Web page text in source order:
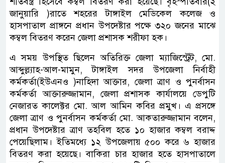
জানুয়ারি )রাতে শহরের টাঙ্গাইল মেডিকেল কলেজ ও
হাসপাতাল প্রাঙ্গনে প্রধান উপদেষ্টার পক্ষে ৩২০ জনের মাঝে
কম্বল বিতরণ করেন জেলা প্রশাসক শরীফা হক।
এ সময় উপস্থিত ছিলেন অতিরিক্ত জেলা ম্যাজিস্ট্রেট, মো.
আব্দুল্ল্যাহ-আল-মামুন, টাঙ্গাইল সদর উপজেলা নির্বাহী
কর্মকর্তা(ইউএনও )নাহিদা আক্তার, জেলা ত্রাণ ও পুনর্বাসন
কর্মকর্তা আক্তারুজ্জামান, জেলা প্রশাসক কার্যালয়ে ডেপুটি
নেজারত কালেক্টর মো. আল আমিন কবির প্রমুখ। এ প্রসঙ্গে
জেলা ত্রাণ ও পুনর্বাসন কর্মকর্তা মো. আকতারুজ্জামান বলেন,
প্রধান উপদেষ্টার ত্রাণ তহবিল হতে ১০ হাজার কম্বল বরাদ্দ
পেয়েছিলাম। ইতিমধ্যে ১২ উপজেলায় ৫০০ করে ৬ হাজার
বিতরণ করা হয়েছে। বাকিরা চার হাজার হতে হাসপাতালে